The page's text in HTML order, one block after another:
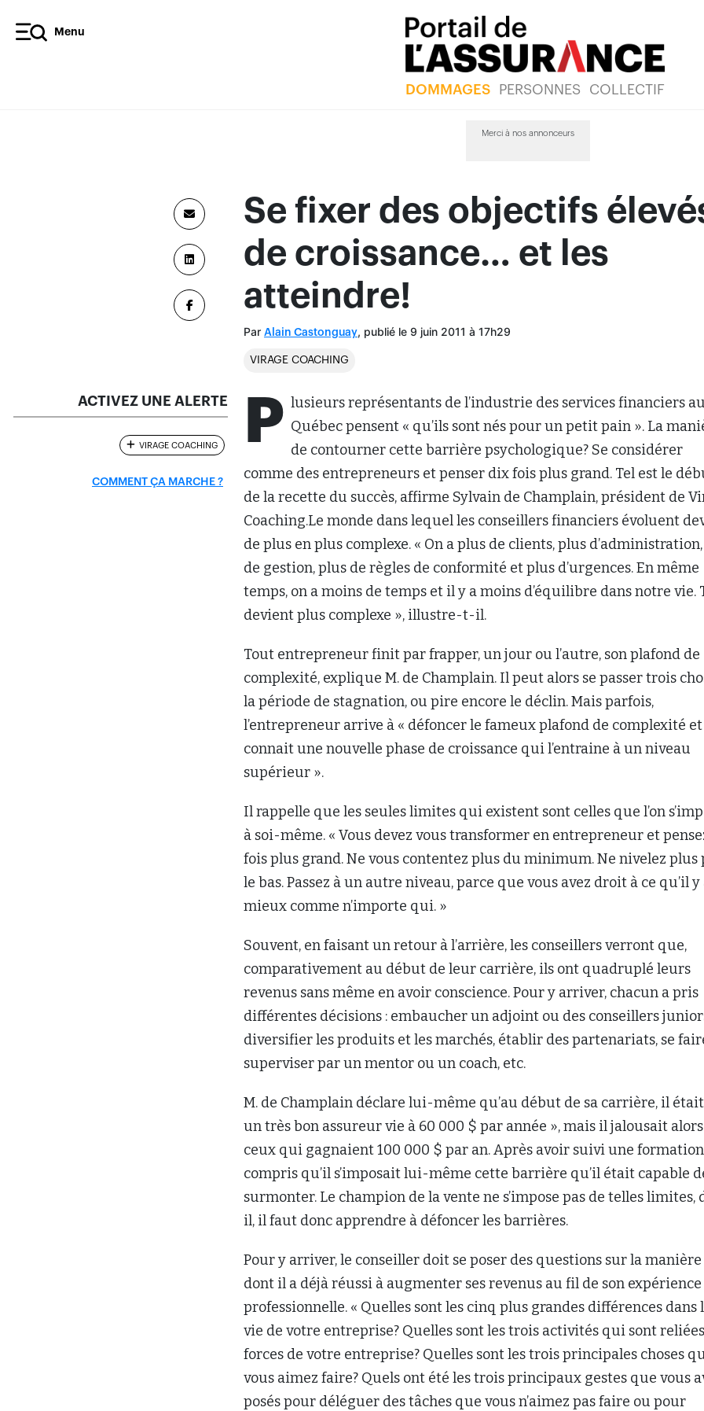
Menu
DOMMAGES PERSONNES COLLECTIF
Merci à nos annonceurs
Se fixer des objectifs
de croissance… et les
atteindre!
Par Alain Castonguay, publié le 9 juin 2011 à 17h29
VIRAGE COACHING
P lusieurs représentants de l’industrie des services financiers au
Québec pensent « qu’ils sont nés pour un petit pain ». La
de contourner cette barrière psychologique? Se considérer
comme des entrepreneurs et penser dix fois plus grand. Tel est le
de la recette du succès, affirme Sylvain de Champlain, président de
Coaching.Le monde dans lequel les conseillers financiers évoluent
de plus en plus complexe. « On a plus de clients, plus
de gestion, plus de règles de conformité et plus d’urgences. En même
temps, on a moins de temps et il y a moins d’équilibre dans notre vie.
devient plus complexe », illustre-t-il.
Tout entrepreneur finit par frapper, un jour ou l’autre, son plafond de
complexité, explique M. de Champlain. Il peut alors se passer trois
la période de stagnation, ou pire encore le déclin. Mais parfois,
l’entrepreneur arrive à « défoncer le fameux plafond de complexité
connait une nouvelle phase de croissance qui l’entraine à un niveau
supérieur ».
Il rappelle que les seules limites qui existent sont celles que l’on
à soi-même. « Vous devez vous transformer en entrepreneur et
fois plus grand. Ne vous contentez plus du minimum. Ne nivelez plus
le bas. Passez à un autre niveau, parce que vous avez droit à ce qu’il y
mieux comme n’importe qui. »
Souvent, en faisant un retour à l’arrière, les conseillers verront que,
comparativement au début de leur carrière, ils ont quadruplé leurs
revenus sans même en avoir conscience. Pour y arriver, chacun a pris
différentes décisions : embaucher un adjoint ou des conseillers
diversifier les produits et les marchés, établir des partenariats, se
superviser par un mentor ou un coach, etc.
M. de Champlain déclare lui-même qu’au début de sa carrière, il
un très bon assureur vie à 60 000 $ par année », mais il jalousait alors
ceux qui gagnaient 100 000 $ par an. Après avoir suivi une
compris qu’il s’imposait lui-même cette barrière qu’il était capable
surmonter. Le champion de la vente ne s’impose pas de telles limites,
il, il faut donc apprendre à défoncer les barrières.
Pour y arriver, le conseiller doit se poser des questions sur la manière
dont il a déjà réussi à augmenter ses revenus au fil de son expérience
professionnelle. « Quelles sont les cinq plus grandes différences dans
vie de votre entreprise? Quelles sont les trois activités qui sont
forces de votre entreprise? Quelles sont les trois principales choses
vous aimez faire? Quels ont été les trois principaux gestes que vous
posés pour déléguer des tâches que vous n’aimez pas faire ou pour
ACTIVEZ UNE ALERTE
VIRAGE COACHING
COMMENT ÇA MARCHE ?